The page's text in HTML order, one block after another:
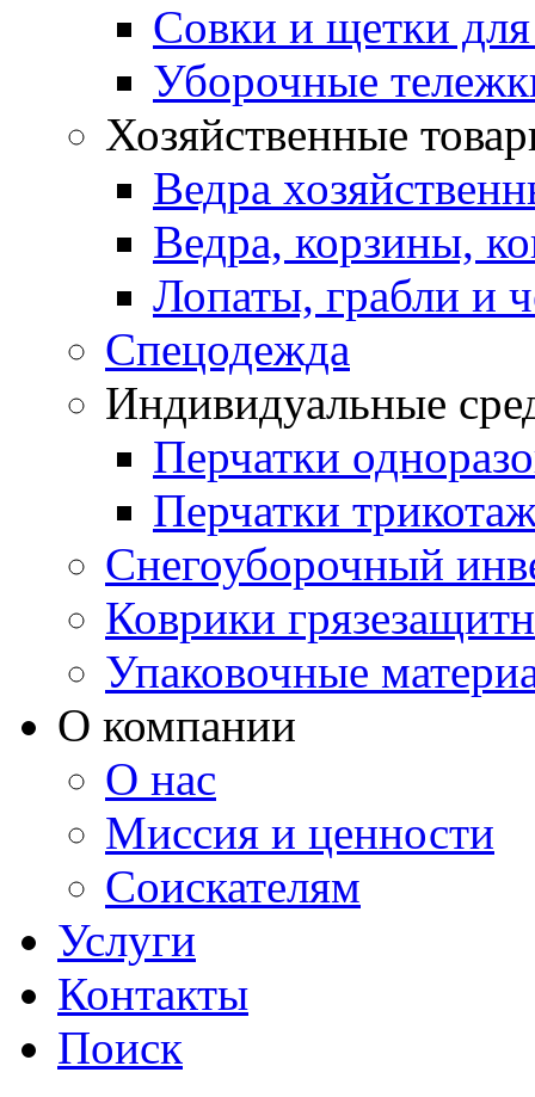
Совки и щетки
Уборочные
Хозяйственные
Ведра
Ведра, корзины,
Лопаты, грабли и
Спецодежда
Индивидуальные
Перчатки
Перчатки
Снегоуборочный
Коврики
Упаковочные
О компании
О нас
Миссия и ценности
Соискателям
Услуги
Контакты
Поиск